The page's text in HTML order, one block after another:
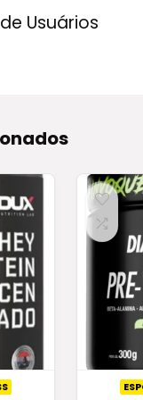
Usuários